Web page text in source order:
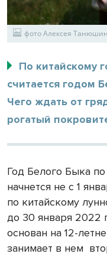
фото Алексея
По китайскому
считается годом
Чего ждать от
рогатый
Год Белого Быка
начнется не с 1
по китайскому
до 30 января 2022
основан на 12-
занимает в нем